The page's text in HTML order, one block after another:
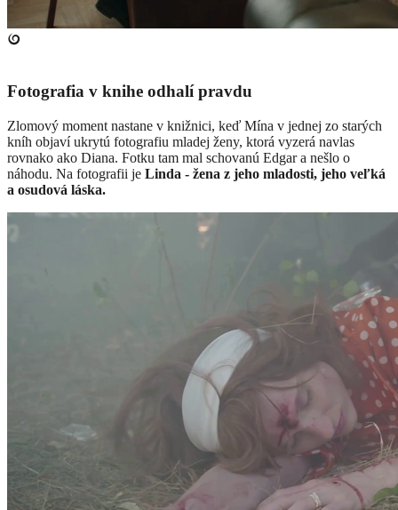
Fotografia v knihe odhalí pravdu
Zlomový moment nastane v knižnici, keď Mína v jednej zo starých
kníh objaví ukrytú fotografiu mladej ženy, ktorá vyzerá navlas
rovnako ako Diana. Fotku tam mal schovanú Edgar a nešlo o
náhodu. Na fotografii je Linda - žena z jeho mladosti, jeho veľká
a osudová láska.